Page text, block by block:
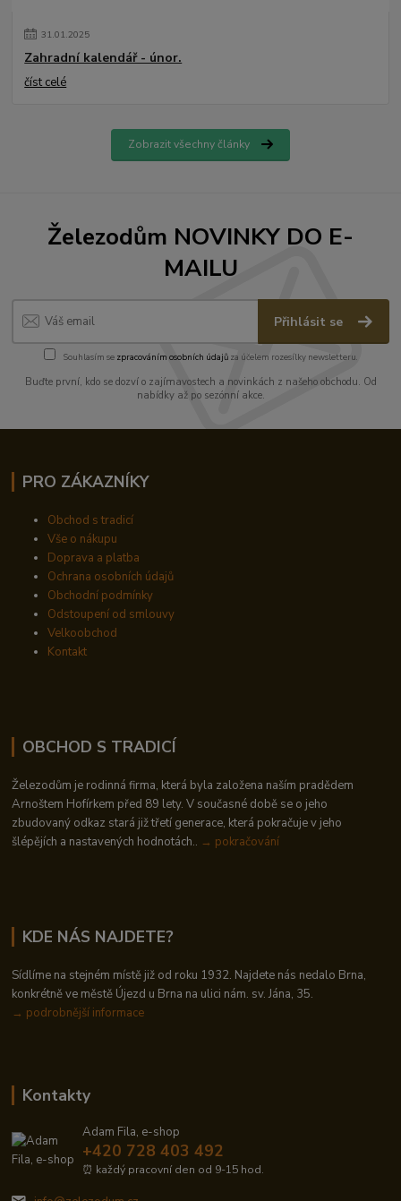
31.01.2025
Zahradní kalendář - únor.
číst celé
Zobrazit všechny články
Železodům NOVINKY DO E-
MAILU
Přihlásit se
Souhlasím se zpracováním osobních údajůza účelem rozesílky newsletteru.
Buďte první, kdo se dozví o zajímavostech a novinkách z našeho obchodu. Od
nabídky až po sezónní akce.
PRO ZÁKAZNÍKY
Obchod s tradicí
Vše o nákupu
Doprava a platba
Ochrana osobních údajů
Obchodní podmínky
Odstoupení od smlouvy
Velkoobchod
Kontakt
OBCHOD S TRADICÍ
Železodům je rodinná firma, která byla založena naším pradědem
Arnoštem Hofírkem před 89 lety. V současné době se o jeho
zbudovaný odkaz stará již třetí generace, která pokračuje v jeho
šlépějích a nastavených hodnotách.. → pokračování
KDE NÁS NAJDETE?
Sídlíme na stejném místě již od roku 1932. Najdete nás nedalo Brna,
konkrétně ve městě Újezd u Brna na ulici nám. sv. Jána, 35.
→ podrobnější informace
Kontakty
Adam Fila, e-shop
+420 728 403 492
⏰ každý pracovní den od 9-15 hod.